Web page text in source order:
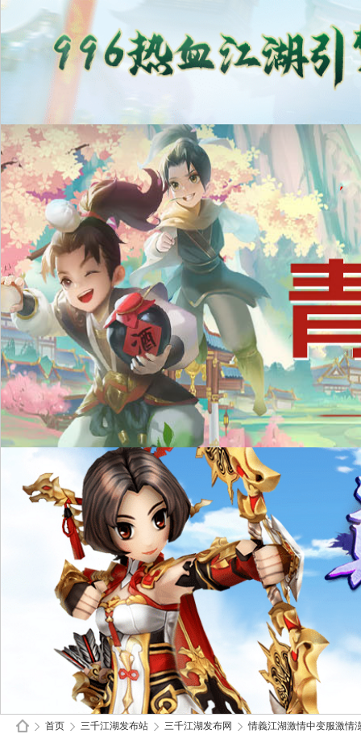
首页 三千江湖发布站 三千江湖发布网 情義江湖激情中变服激情